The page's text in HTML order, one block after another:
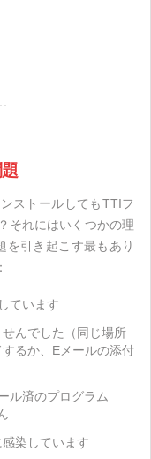
ストールしてもTTIフ
それにはいくつかの理
を引き起こす最もあり
ています
んでした（同じ場所
るか、Eメールの添付
ル済のプログラム
染しています